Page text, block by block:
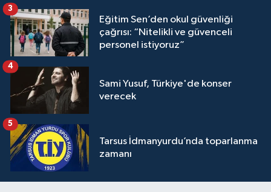
Eğitim Sen’den okul güvenliği
çağrısı: “Nitelikli ve güvenceli
personel istiyoruz”
3
Sami Yusuf, Türkiye'de konser
verecek
4
Tarsus İdmanyurdu’nda toparlanma
zamanı
5